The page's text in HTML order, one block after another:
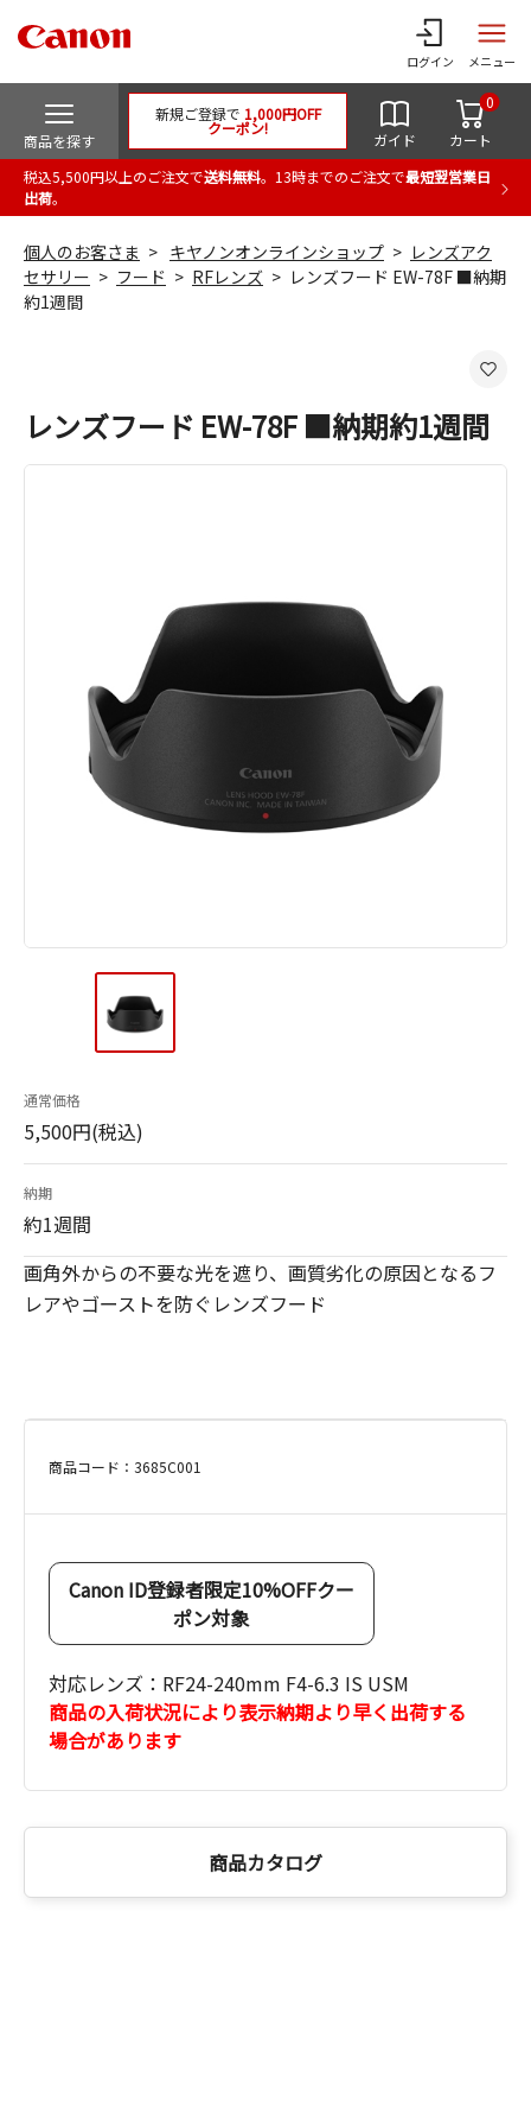
ログイン メニュー
商品を探す
新規ご登録で 1,000円OFF
クーポン!
ガイド カート
0
税込5,500円以上のご注文で送料無料。13時までのご注文で最短翌営業日
出荷。
個人のお客さま キヤノンオンラインショップ
レンズアク
セサリー
フード RFレンズ
レンズフード EW-78F ■納期
約1週間
レンズフード EW-78F ■納期約1週間
通常価格
5,500円(税込)
納期
約1週間
画角外からの不要な光を遮り、画質劣化の原因となるフ
レアやゴーストを防ぐレンズフード
商品コード：3685C001
Canon ID登録者限定10%OFFクー
ポン対象
対応レンズ：RF24-240mm F4-6.3 IS USM
商品の入荷状況により表示納期より早く出荷する
場合があります
商品カタログ